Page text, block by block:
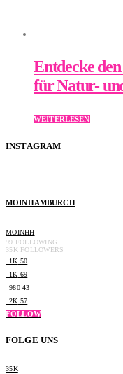
Entdecke
für Natur-
WEITERLESEN
INSTAGRAM
MOINHAMBURCH
MOINHH
99 FOLLOWING
35K FOLLOWERS
1K 50
1K 69
980 43
2K 57
FOLLOW
FOLGE UNS
35K